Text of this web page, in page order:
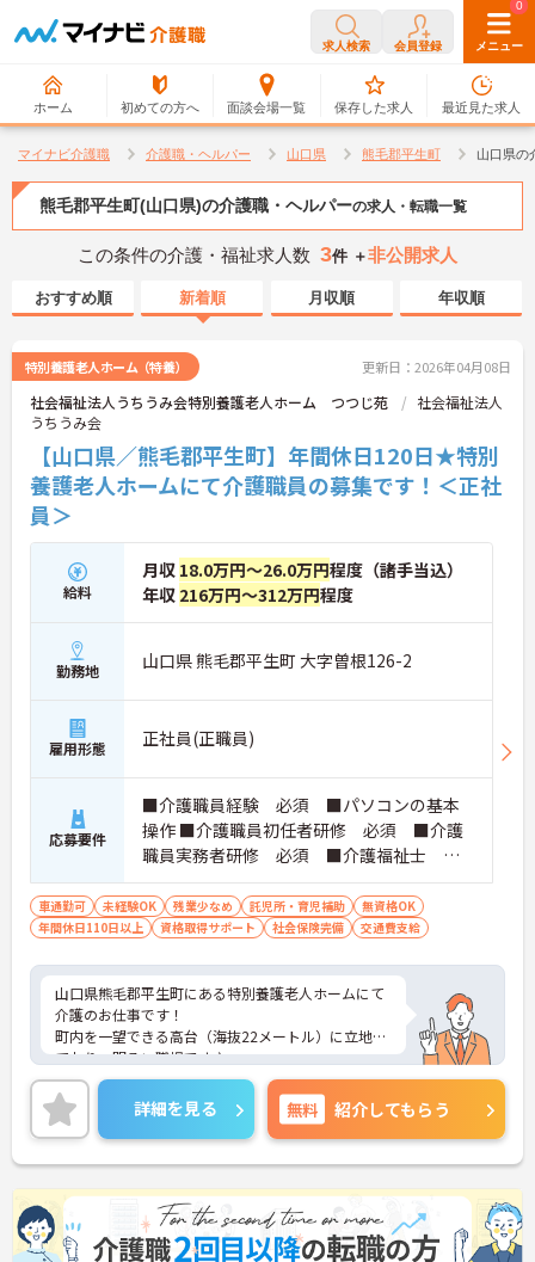
求人検索 会員登録 メニュー
ホーム 初めての方へ 面談会場一覧
0
保存した求人
0
最近見た求人
マイナビ介護職 介護職・ヘルパー 山口県 熊毛郡平生町 山口県の
熊毛郡平生町(山口県)の介護職・ヘルパーの求人・転職一覧
この条件の介護・福祉求人数 3件 ＋非公開求人
おすすめ順 新着順 月収順 年収順
特別養護老人ホーム（特養） 更新日：2026年04月08日
社会福祉法人うちうみ会特別養護老人ホーム つつじ苑
社会福祉法人
うちうみ会
【山口県／熊毛郡平生町】年間休日120日★特別
養護老人ホームにて介護職員の募集です！＜正社
員＞
給料
月収 18.0万円～26.0万円程度（諸手当込）
年収 216万円～312万円程度
勤務地 山口県 熊毛郡平生町 大字曽根126-2
雇用形態 正社員(正職員)
応募要件
■介護職員経験 必須 ■パソコンの基本
操作 ■介護職員初任者研修 必須 ■介護
職員実務者研修 必須 ■介護福祉士 必
須 ※いずれかの資格を所持で可
車通勤可 未経験OK 残業少なめ 託児所・育児補助
無資格OK
年間休日110日以上
資格取得サポート 社会保険完備 交通費支給
山口県熊毛郡平生町にある特別養護老人ホームにて
介護のお仕事です！
町内を一望できる高台（海抜22メートル）に立地し
ており、明るい職場です♪
広域型（定員33名、ショート6名）と地域密着型
（ユニット型：定員21名）が廊下続きで接していま
す。
「利用者本位」の理念の下で、利用者の人格と意思
を尊重するとともに、自立支援を基本とし常に利用
者の立場に立った支援を行われている法人様です★
創設以来、「和」を大切にして職員の能力を高める
ため、研修制度にも力を入れています！
ご興味ある方には、面接対策ポイントなど、さらに
詳細を見る 無料 紹介してもらう